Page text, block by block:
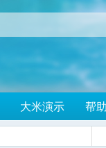
大米演示 帮